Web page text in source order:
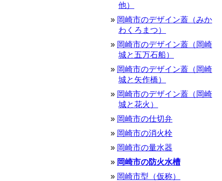
他）
岡崎市のデザイン蓋（みか
わくろまつ）
岡崎市のデザイン蓋（岡崎
城と五万石船）
岡崎市のデザイン蓋（岡崎
城と矢作橋）
岡崎市のデザイン蓋（岡崎
城と花火）
岡崎市の仕切弁
岡崎市の消火栓
岡崎市の量水器
岡崎市の防火水槽
岡崎市型（仮称）